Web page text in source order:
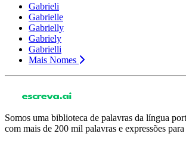
Gabrieli
Gabrielle
Gabrielly
Gabriely
Gabrielli
Mais Nomes
Somos uma biblioteca de palavras da língua
com mais de 200 mil palavras e expressões